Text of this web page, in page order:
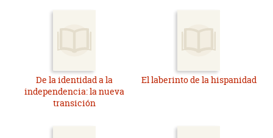
De la identidad a la
independencia: la nueva
transición
El laberinto de la hispanidad